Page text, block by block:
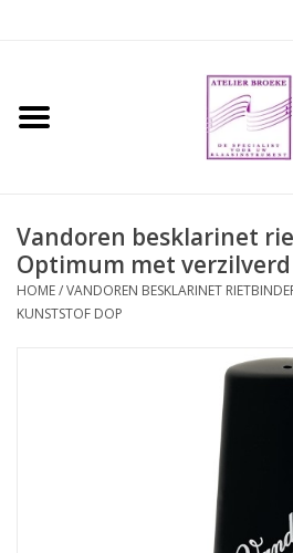
Home
Reparaties en
abonnementen
Vandoren besklarinet
Optimum met
HOME/VANDOREN BESKLARINET
KUNSTSTOF DOP